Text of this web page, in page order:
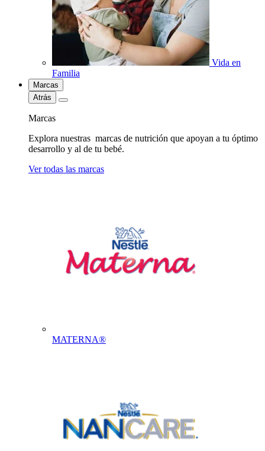
Vida en
Familia
Marcas
Atrás
Marcas
Explora nuestras marcas de nutrición que apoyan a tu óptimo
desarrollo y al de tu bebé.
Ver todas las marcas
MATERNA®